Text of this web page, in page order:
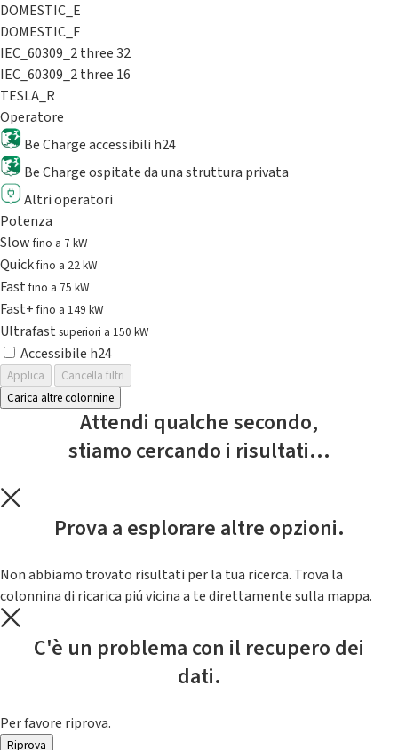
DOMESTIC_E
DOMESTIC_F
IEC_60309_2 three 32
IEC_60309_2 three 16
TESLA_R
Operatore
Be Charge accessibili h24
Be Charge ospitate da una struttura privata
Altri operatori
Potenza
Slowfino a 7 kW
Quickfino a 22 kW
Fastfino a 75 kW
Fast+fino a 149 kW
Ultrafast superiori a 150 kW
Accessibile h24
Applica
Cancella filtri
Carica altre colonnine
Attendi qualche secondo,
stiamo cercando i risultati...
Prova a esplorare altre opzioni.
Non abbiamo trovato risultati per la tua ricerca. Trova la
colonnina di ricarica piú vicina a te direttamente sulla mappa.
C'è un problema con il recupero dei
dati.
Per favore riprova.
Riprova